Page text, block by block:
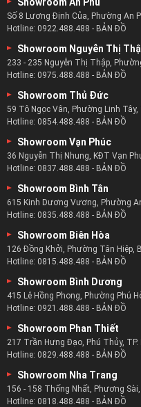
Showroom An Phú
Số 8 Lương Định Của, Phường An
Hotline: 0922.488.488 - BẢN ĐỒ
Showroom Nguyễn Thị
233 - 235 Nguyễn Thị Thập,
Hotline: 0975.488.488 - BẢN ĐỒ
Showroom Thủ Đức
59 Tô Ngọc Vân, Phường Linh Tây,
Hotline: 0854.488.488 - BẢN ĐỒ
Showroom Vạn Phúc
36 Nguyễn Thị Nhung, KĐT Vạn
Hotline: 0837.488.488 - BẢN ĐỒ
Showroom Bình Tân
615 Kinh Dương Vương, Phường
Hotline: 0835.488.488 - BẢN ĐỒ
Showroom Biên Hòa
126 Đồng Khởi, Phường Tân Hiệp,
Hotline: 0815.488.488 - BẢN ĐỒ
Showroom Bình Dương
415 Lê Hồng Phong, Phường Phú
Hotline: 0921.488.488 - BẢN ĐỒ
Showroom Phan Thiết
217 Trần Hưng Đạo, Phú Thủy,
Hotline: 0829.488.488 - BẢN ĐỒ
Showroom Nha Trang
156 - 158 Thống Nhất, Phương
Hotline: 0818.488.488 - BẢN ĐỒ